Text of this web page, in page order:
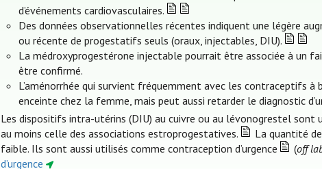
d’événements cardiovasculaires.
Des données observationnelles récentes indiquent une légère
ou récente de progestatifs seuls (oraux, injectables, DIU).
La médroxyprogestérone injectable pourrait être associée à un
être confirmé.
L’aménorrhée qui survient fréquemment avec les contraceptifs à
enceinte chez la femme, mais peut aussi retarder le diagnostic
Les dispositifs intra-utérins (DIU) au cuivre ou au lévonogrestel
au moins celle des associations estroprogestatives.
La quantité
faible. Ils sont aussi utilisés comme contraception d’urgence
(off
d’urgence